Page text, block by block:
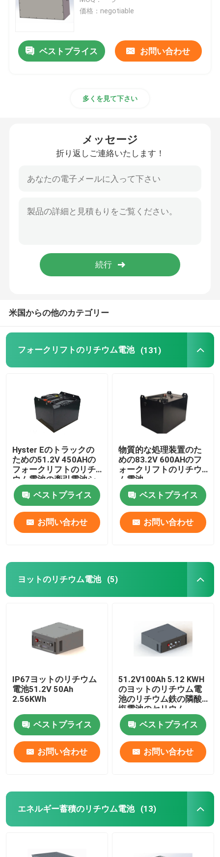
積込み機電池
芝刈機のリチウム電池
歯切り工具電池
電気ドリルのリチウム電池
リチウム電池 モジュール
価格：negotiable
ベストプライス お問い合わせ
多くを見て下さい
メッセージ
折り返しご連絡いたします！
米国からの他のカテゴリー
フォークリフトのリチウム電池 (131)
Hyster Eのトラックの
ための51.2V 450AHの
フォークリフトのリチ
ウム電池の牽引電池シ
ステム
ベストプライス
お問い合わせ
物質的な処理装置のた
めの83.2V 600AHのフ
ォークリフトのリチウ
ム電池
ベストプライス
お問い合わせ
ヨットのリチウム電池 (5)
IP67ヨットのリチウム
電池51.2V 50Ah
2.56KWh
ベストプライス
お問い合わせ
51.2V100Ah 5.12 KWH
のヨットのリチウム電
池のリチウム鉄の隣酸
塩電池のセリウム
ベストプライス
お問い合わせ
エネルギー蓄積のリチウム電池 (13)